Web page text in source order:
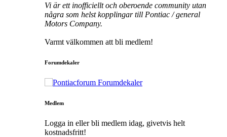
Vi är ett inofficiellt och oberoende community utan
några som helst kopplingar till Pontiac / general
Motors Company.
Varmt välkommen att bli medlem!
Forumdekaler
Medlem
Logga in eller bli medlem idag, givetvis helt
kostnadsfritt!